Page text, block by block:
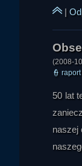
|
(2008-
👮 raport
50 lat
naszej